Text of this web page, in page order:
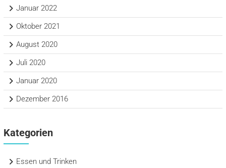
Januar 2022
Oktober 2021
August 2020
Juli 2020
Januar 2020
Dezember 2016
Kategorien
Essen und Trinken